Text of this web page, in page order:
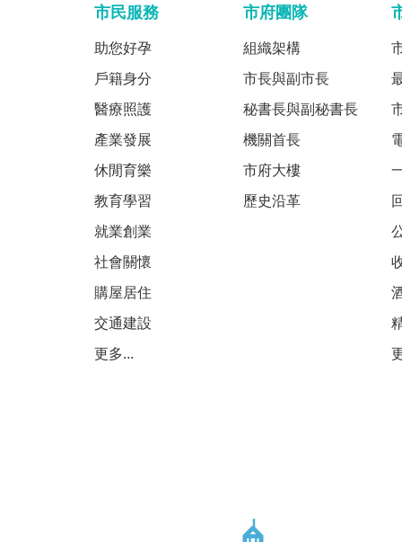
市民服務
助您好孕
戶籍身分
醫療照護
產業發展
休閒育樂
教育學習
就業創業
社會關懷
購屋居住
交通建設
更多...
市府團隊
組織架構
市長與副市長
秘書長與副秘書長
機關首長
市府大樓
歷史沿革